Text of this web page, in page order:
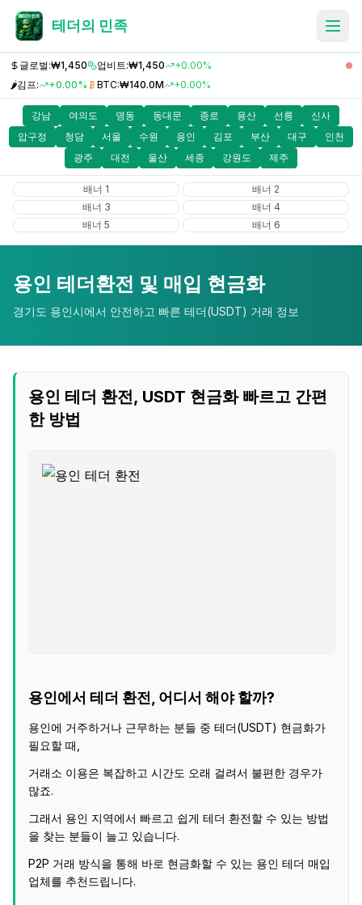
테더의 민족
글로벌:₩1,450 업비트:₩1,450
+0.00%
🌶️김프: +0.00% BTC:₩140.0M +0.00%
강남 여의도 명동 동대문 종로 용산 선릉
신사
압구정
청담 서울 수원 용인 김포 부산 대구
인천
광주
대전 울산 세종 강원도 제주
배너 1 배너 2
배너 3 배너 4
배너 5 배너 6
용인 테더환전 및 매입 현금화
경기도 용인시에서 안전하고 빠른 테더(USDT) 거래 정보
용인 테더 환전, USDT 현금화 빠르고 간편
한 방법
용인에서 테더 환전, 어디서 해야 할까?
용인에 거주하거나 근무하는 분들 중 테더(USDT) 현금화가
필요할 때,
거래소 이용은 복잡하고 시간도 오래 걸려서 불편한 경우가
많죠.
그래서 용인 지역에서 빠르고 쉽게 테더 환전할 수 있는 방법
을 찾는 분들이 늘고 있습니다.
P2P 거래 방식을 통해 바로 현금화할 수 있는 용인 테더 매입
업체를 추천드립니다.